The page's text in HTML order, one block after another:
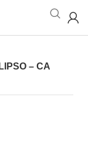
– CA